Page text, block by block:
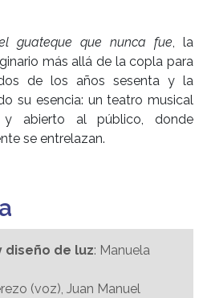
guateque que nunca fue, la
más allá de la copla para
de los años sesenta y la
su esencia: un teatro musical
y abierto al público, donde
se entrelazan.
diseño de luz: Manuela
(voz), Juan Manuel